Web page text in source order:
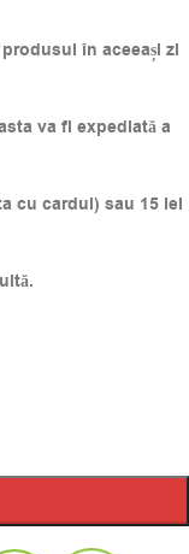
în aceeași zi
va fi expediată a
cu cardul) sau 15 lei